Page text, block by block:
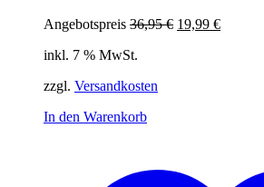
Angebotspreis 36,95€ Ursprünglicher
19,99 €
inkl. 7 % MwSt.
zzgl. Versandkosten
In den Warenkorb